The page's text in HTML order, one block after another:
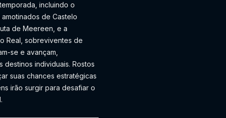
incluindo o
de Castelo
de Meereen, e a
Real, sobreviventes de
se e avançam,
destinos individuais. Rostos
suas chances estratégicas
irão surgir para desafiar o